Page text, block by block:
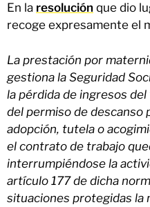
En la resolución que dio
recoge expresamente el
La prestación por
gestiona la Seguridad
la pérdida de ingresos
del permiso de descanso
adopción, tutela o
el contrato de trabajo
interrumpiéndose la
artículo 177 de dicha
situaciones protegidas la